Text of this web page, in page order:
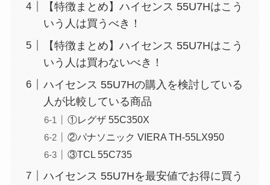
【特徴まとめ】ハイセンス 55U7Hはこう
いう人は買うべき！
【特徴まとめ】ハイセンス 55U7Hはこう
いう人は買わないべき！
ハイセンス 55U7Hの購入を検討している
人が比較している商品
①レグザ 55C350X
②パナソニック VIERA TH-55LX950
③TCL 55C735
ハイセンス 55U7Hを最安値でお得に買う